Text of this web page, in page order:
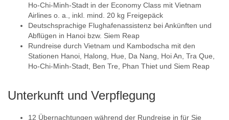
Ho-Chi-Minh-Stadt in der Economy Class mit Vietnam
Airlines o. a., inkl. mind. 20 kg Freigepäck
Deutschsprachige Flughafenassistenz bei Ankünften und
Abflügen in Hanoi bzw. Siem Reap
Rundreise durch Vietnam und Kambodscha mit den
Stationen Hanoi, Halong, Hue, Da Nang, Hoi An, Tra Que,
Ho-Chi-Minh-Stadt, Ben Tre, Phan Thiet und Siem Reap
Unterkunft und Verpflegung
12 Übernachtungen während der Rundreise in für Sie